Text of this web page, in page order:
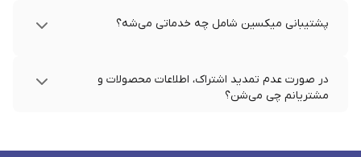
پشتیبانی میکسین شامل چه خدماتی می‌شه؟
در صورت عدم تمدید اشتراک، اطلاعات محصولات و
مشتریانم چی می‌شن؟